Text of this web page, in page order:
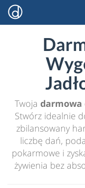
Twoja darmowa
Stwórz idealnie
zbilansowany
liczbę dań,
pokarmowe i
żywienia bez